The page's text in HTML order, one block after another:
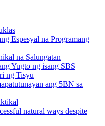
Espesyal na Programang
na Salungatan
Yugto ng isang SBS
ng Tisyu
ang 5BN sa
natural ways despite